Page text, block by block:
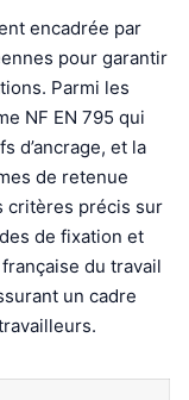
encadrée par
pour garantir
Parmi les
NF EN 795 qui
d’ancrage, et la
de retenue
critères précis sur
de fixation et
du travail
un cadre